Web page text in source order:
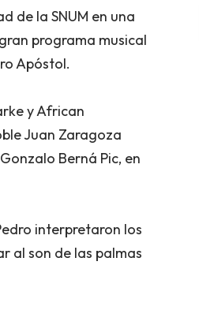
de la SNUM en una
programa musical
Apóstol.
y African
Juan Zaragoza
Berná Pic, en
interpretaron los
al son de las palmas